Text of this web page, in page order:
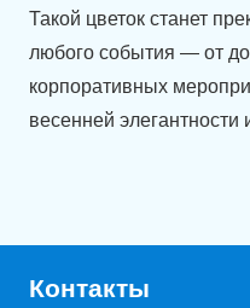
Такой цветок станет
любого события — от
корпоративных
весенней
Контакты